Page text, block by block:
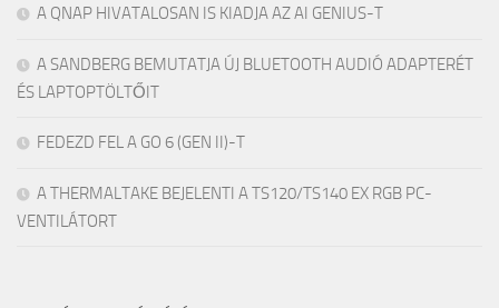
A QNAP HIVATALOSAN IS KIADJA AZ AI GENIUS-T
A SANDBERG BEMUTATJA ÚJ BLUETOOTH AUDIÓ ADAPTERÉT
ÉS LAPTOPTÖLTŐIT
FEDEZD FEL A GO 6 (GEN II)-T
A THERMALTAKE BEJELENTI A TS120/TS140 EX RGB PC-
VENTILÁTORT